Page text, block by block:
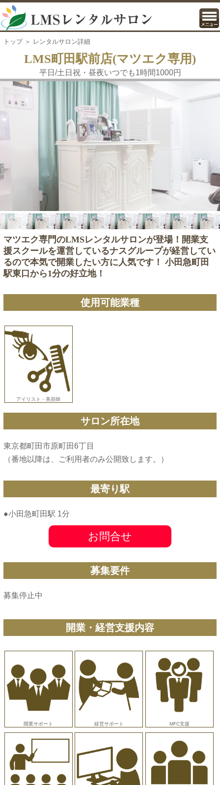
トップ＞ レンタルサロン詳細
LMS町田駅前店(マツエク専用)
平日/土日祝・昼夜いつでも1時間1000円
マツエク専門のLMSレンタルサロンが登場！開業支
援スクールを運営しているナスグループが経営してい
るので本気で開業したい方に人気です！ 小田急町田
駅東口から1分の好立地！
使用可能業種
アイリスト・美容師
サロン所在地
東京都町田市原町田6丁目
（番地以降は、ご利用者のみ公開致します。）
最寄り駅
●小田急町田駅 1分
お問合せ
募集要件
募集停止中
開業・経営支援内容
開業サポート 経営サポート MFC支援